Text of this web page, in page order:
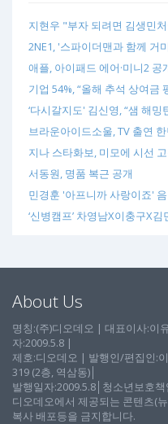
지현우 "부자 되려면 김생민
2NE1, '스파이더맨과 함께 거
애플, 아이패드 에어·미니2
기업 54%, “올해 추석 상여금
‘다시갈지도' 김신영, “샘 해
브라운아이드소울, TV 출연
지나 스타화보, 미모에 시선
서동원, 명품 복근 공개
민경훈 '아프니까 사랑이죠'
‘신병캠프’ 차영남X이충구X
About Us
명칭:(주)디오데오 | 대표이사:이
자:2009.5.8 |
제호:디오데오 | 발행인/편집인:
319 (2층, 역삼동)│
발행일자:2009.5.8│청소년보호
디오데오에서 제공되는 콘텐츠(
복사 배포등을 금지합니다.